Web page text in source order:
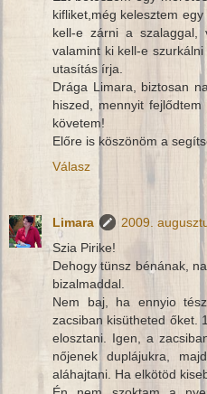
kifliket,még kelesztem
kell-e zárni a szalaggal,
valamint ki kell-e
utasítás írja.
Drága Limara, biztosan
hiszed, mennyit
követem!
Előre is köszönöm a
Válasz
Limara
2009.
Szia Pirike!
Dehogy tünsz bénának,
bizalmaddal.
Nem baj, ha ennyio
zacsiban kisütheted őket.
elosztani. Igen, a
nőjenek duplájukra,
aláhajtani. Ha elkötöd